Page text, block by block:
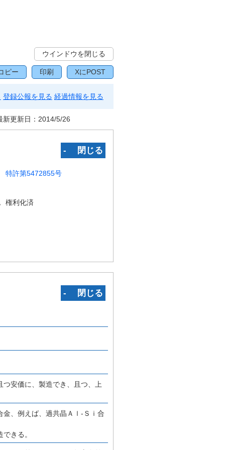
ウインドウを閉じる
ピー 印刷 XにPOST
登録公報を見る 経過情報を見る
更新日： 2014/5/26
‐ 閉じる
特許第5472855号
権利化済
‐ 閉じる
安価に、製造でき、且つ、上
、例えば、過共晶Ａｌ‐Ｓｉ合
きる。